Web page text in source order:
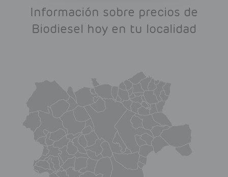
Información sobre precios de
Biodiesel hoy en tu localidad